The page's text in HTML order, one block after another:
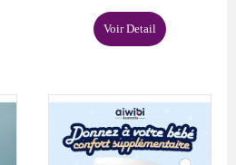
Voir Detail